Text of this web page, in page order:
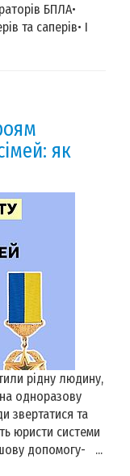
БПЛА•
та саперів• І
як
рідну людину,
одноразову
звертатися та
юристи системи
допомогу- ...